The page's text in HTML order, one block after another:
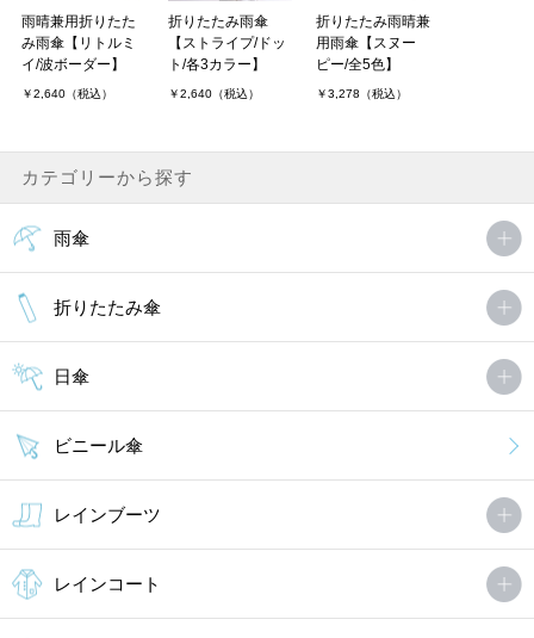
雨晴兼用折りたた
み雨傘【リトルミ
イ/波ボーダー】
￥2,640（税込）
折りたたみ雨傘
【ストライプ/ドッ
ト/各3カラー】
￥2,640（税込）
折りたたみ雨晴兼
用雨傘【スヌー
ピー/全5色】
￥3,278（税込）
カテゴリーから探す
雨傘
折りたたみ傘
日傘
ビニール傘
レインブーツ
レインコート